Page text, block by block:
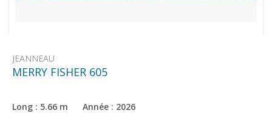
JEANNEAU
MERRY FISHER 605
Long : 5.66 m Année : 2026